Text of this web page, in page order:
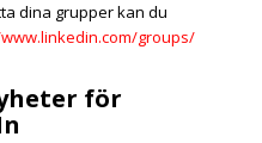
dina grupper kan du
groups/
för